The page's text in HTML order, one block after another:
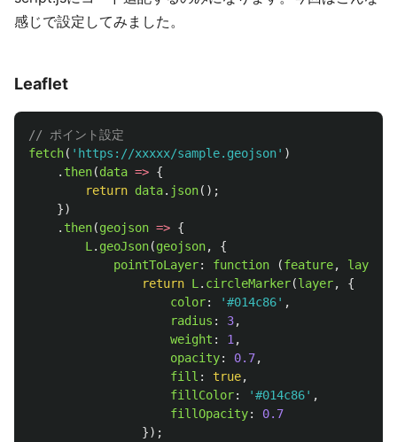
感じで設定してみました。
Leaflet
// ポイント設定
fetch( ' https://xxxxx/sample.geojson' )
. then(data => {
return data. json();
})
. then(geojson => {
L . geoJson(geojson,
{
pointToLayer: function (feature, layer
return L . circleMarker(layer,
{
color: '#014c86' ,
radius : 3,
weight : 1 ,
opacity: 0.7,
fill : true,
fillColor: '#014c86' ,
fillOpacity:
0.7
});